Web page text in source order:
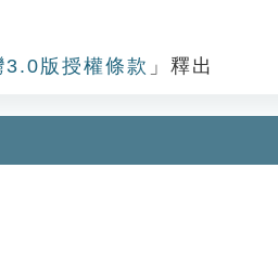
版授權條款 」釋出